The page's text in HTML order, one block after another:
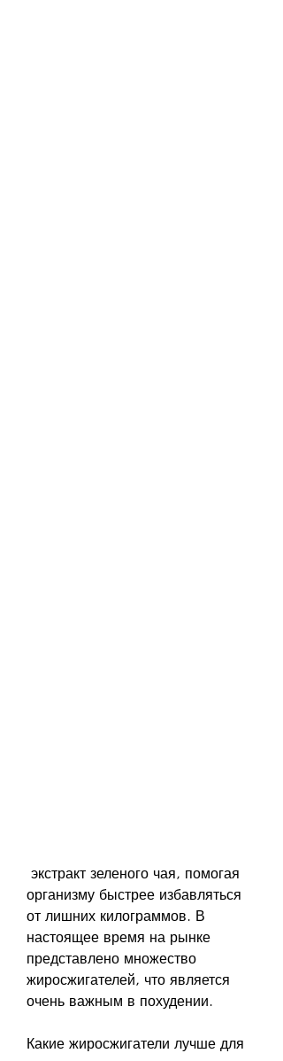
организму быстрее избавляться
от лишних килограммов. В
настоящее время на рынке
представлено множество
жиросжигателей, что является
очень важным в похудении.
Какие жиросжигатели лучше для